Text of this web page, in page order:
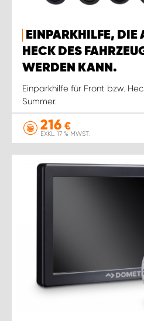
EINPARKHILFE, DIE
HECK DES
WERDEN KANN.
Einparkhilfe für Front bzw.
Summer.
216 €
EXKL. 17 % MWST.